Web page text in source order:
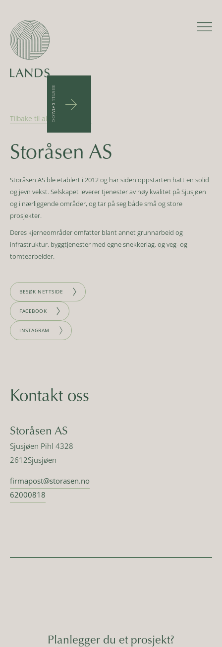
arrow_upward
BESTILL KATALOG
Tilbake til alle forhandlere
Storåsen AS
Storåsen AS ble etablert i 2012 og har siden oppstarten hatt en solid
og jevn vekst. Selskapet leverer tjenester av høy kvalitet på Sjusjøen
og i nærliggende områder, og tar på seg både små og store
prosjekter.
Deres kjerneområder omfatter blant annet grunnarbeid og
infrastruktur, byggtjenester med egne snekkerlag, og veg- og
tomtearbeider.
BESØK NETTSIDE
FACEBOOK
INSTAGRAM
Kontakt oss
Storåsen AS
Sjusjøen Pihl 4328
2612Sjusjøen
firmapost@storasen.no
62000818
Planlegger du et prosjekt?